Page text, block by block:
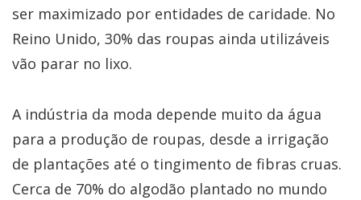
ser maximizado por entidades de caridade. No
Reino Unido, 30% das roupas ainda utilizáveis
vão parar no lixo.
A indústria da moda depende muito da água
para a produção de roupas, desde a irrigação
de plantações até o tingimento de fibras cruas.
Cerca de 70% do algodão plantado no mundo